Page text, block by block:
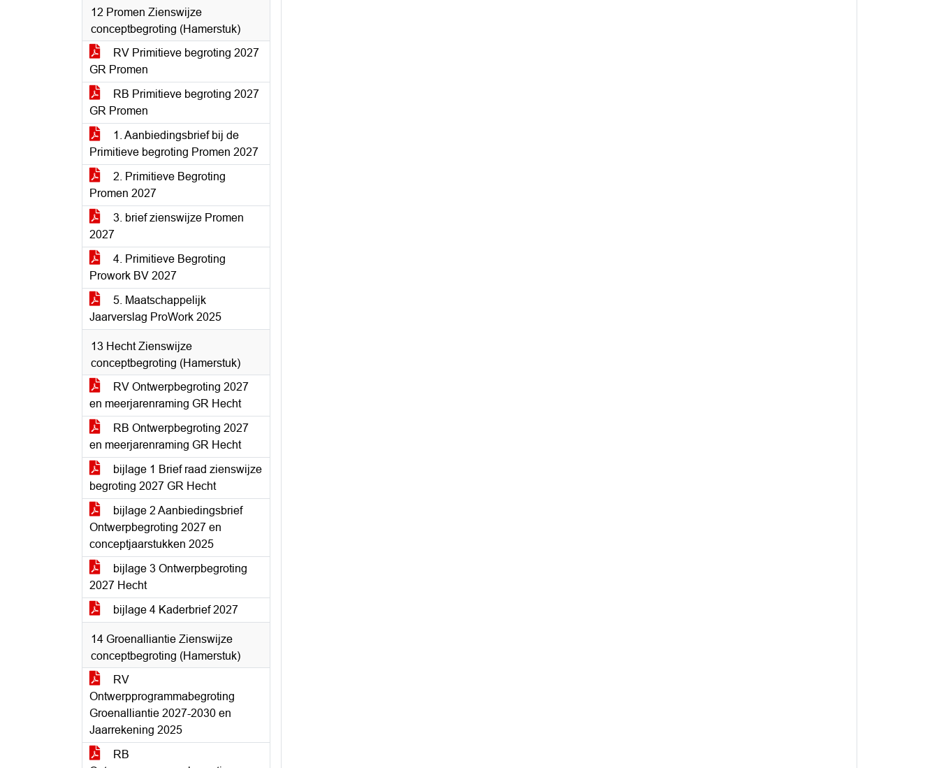
12 Promen Zienswijze
conceptbegroting (Hamerstuk)
RV Primitieve begroting 2027
GR Promen
RB Primitieve begroting 2027
GR Promen
1. Aanbiedingsbrief bij de
Primitieve begroting Promen 2027
2. Primitieve Begroting
Promen 2027
3. brief zienswijze Promen
2027
4. Primitieve Begroting
Prowork BV 2027
5. Maatschappelijk
Jaarverslag ProWork 2025
13 Hecht Zienswijze
conceptbegroting (Hamerstuk)
RV Ontwerpbegroting 2027
en meerjarenraming GR Hecht
RB Ontwerpbegroting 2027
en meerjarenraming GR Hecht
bijlage 1 Brief raad zienswijze
begroting 2027 GR Hecht
bijlage 2 Aanbiedingsbrief
Ontwerpbegroting 2027 en
conceptjaarstukken 2025
bijlage 3 Ontwerpbegroting
2027 Hecht
bijlage 4 Kaderbrief 2027
14 Groenalliantie Zienswijze
conceptbegroting (Hamerstuk)
RV
Ontwerpprogrammabegroting
Groenalliantie 2027-2030 en
Jaarrekening 2025
RB